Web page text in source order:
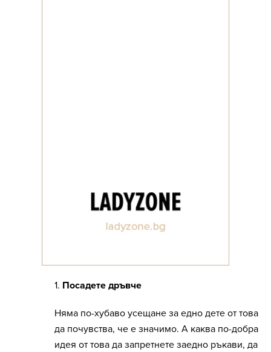
1. Посадете дръвче
Няма по-хубаво усещане за едно дете от това
да почувства, че е значимо. А каква по-добра
идея от това да запретнете заедно ръкави, да